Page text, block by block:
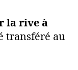
la rive à
transféré au